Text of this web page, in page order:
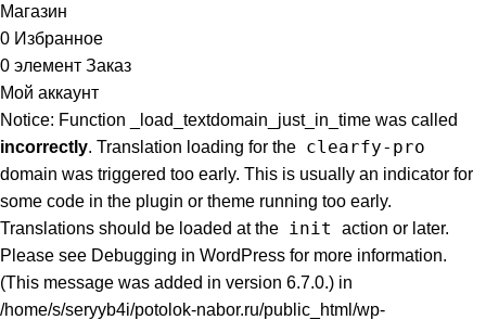
Магазин
0 Избранное
0 элемент Заказ
Мой аккаунт
Notice: Function _load_textdomain_just_in_time was called
incorrectly. Translation loading for the clearfy-pro
domain was triggered too early. This is usually an indicator for
some code in the plugin or theme running too early.
Translations should be loaded at the init
action or later.
Please see Debugging in WordPress for more information.
(This message was added in version 6.7.0.) in
/home/s/seryyb4i/potolok-nabor.ru/public_html/wp-